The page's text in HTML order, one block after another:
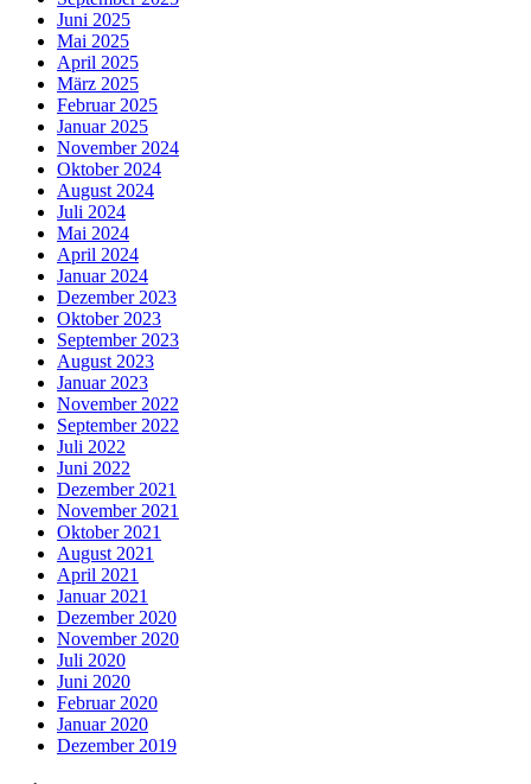
Juni 2025
Mai 2025
April 2025
März 2025
Februar 2025
Januar 2025
November 2024
Oktober 2024
August 2024
Juli 2024
Mai 2024
April 2024
Januar 2024
Dezember 2023
Oktober 2023
September 2023
August 2023
Januar 2023
November 2022
September 2022
Juli 2022
Juni 2022
Dezember 2021
November 2021
Oktober 2021
August 2021
April 2021
Januar 2021
Dezember 2020
November 2020
Juli 2020
Juni 2020
Februar 2020
Januar 2020
Dezember 2019